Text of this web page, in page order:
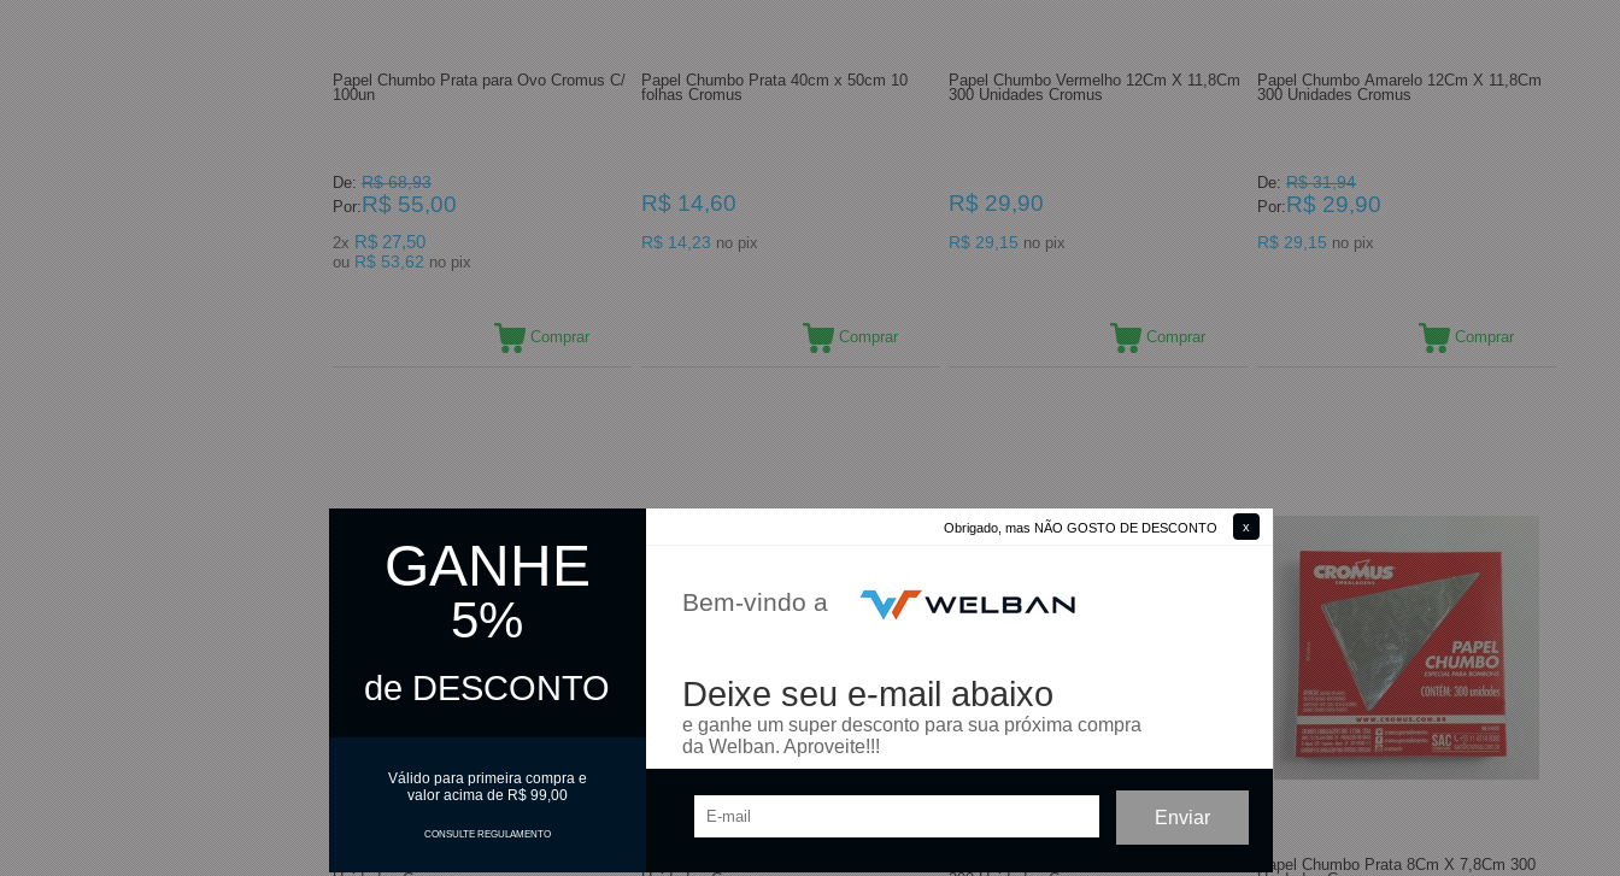
Obrigado, mas NÃO GOSTO DE DESCONTO
GANHE
5%
de DESCONTO
Válido para primeira compra e
valor acima de R$ 99,00
CONSULTE REGULAMENTO
Bem-vindo a
Deixe seu e-mail abaixo
e ganhe um super desconto para sua próxima compra
da Welban. Aproveite!!!
Papel Chumbo Prata para Ovo Cromus C/
100un
De: R$ 68,93
Por:R$ 55,00
2x R$ 27,50
ou R$ 53,62 no pix
Comprar
Papel Chumbo Prata 40cm x 50cm 10
folhas Cromus
R$ 14,60
R$ 14,23 no pix
Comprar
Papel Chumbo Vermelho 12Cm X 11,8Cm
300 Unidades Cromus
R$ 29,90
R$ 29,15 no pix
Comprar
Papel Chumbo Amarelo 12Cm X 11,8Cm
300 Unidades Cromus
De: R$ 31,94
Por:R$ 29,90
R$ 29,15 no pix
Comprar
Papel Chumbo Prata 8Cm X 7,8Cm 300